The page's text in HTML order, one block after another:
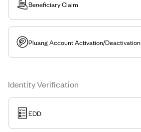
Beneficiary Claim
Pluang Account Activation/Deactivation
Identity Verification
EDD